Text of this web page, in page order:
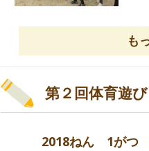
も
第２回体育遊び
2018ねん 1がつ